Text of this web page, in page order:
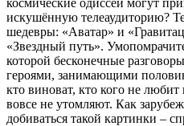
искушённую телеаудиторию?
шедевры: «Аватар» и
«Звездный путь».
которой бесконечные
героями, занимающими
кто виноват, кто кого не
вовсе не утомляют. Как
добиваться такой картинки –